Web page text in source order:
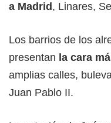
a Madrid , Linares,
Los barrios de los
presentan la cara
amplias calles,
Juan Pablo II.